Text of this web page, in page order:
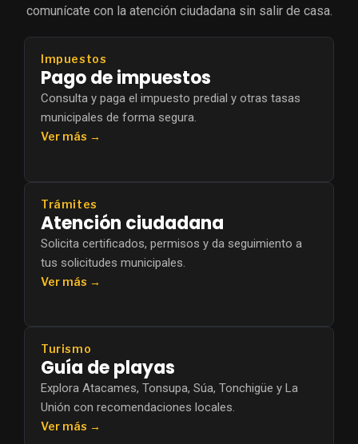
comunícate con la atención ciudadana sin salir de casa.
Impuestos
Pago de impuestos
Consulta y paga el impuesto predial y otras tasas
municipales de forma segura.
Ver más →
Trámites
Atención ciudadana
Solicita certificados, permisos y da seguimiento a
tus solicitudes municipales.
Ver más →
Turismo
Guía de playas
Explora Atacames, Tonsupa, Súa, Tonchigüe y La
Unión con recomendaciones locales.
Ver más →